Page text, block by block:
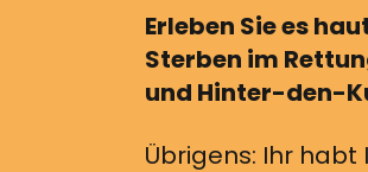
Erleben Sie es
Sterben im
und Hinter-den-
Übrigens: Ihr